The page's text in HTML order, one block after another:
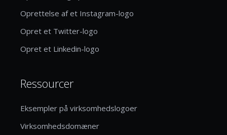
Oprettelse af et Instagram-logo
Opret et Twitter-logo
Opret et Linkedin-logo
Ressourcer
Eksempler på virksomhedslogoer
Virksomhedsdomæner